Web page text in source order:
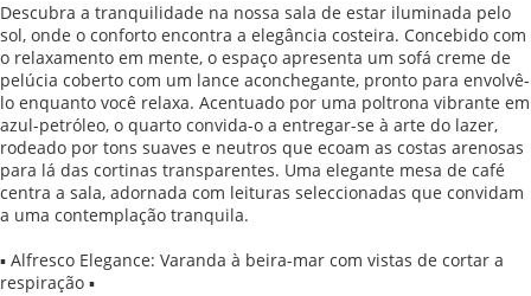
Descubra a tranquilidade na nossa sala de estar iluminada pelo
sol, onde o conforto encontra a elegância costeira. Concebido com
o relaxamento em mente, o espaço apresenta um sofá creme de
pelúcia coberto com um lance aconchegante, pronto para envolvê-
lo enquanto você relaxa. Acentuado por uma poltrona vibrante em
azul-petróleo, o quarto convida-o a entregar-se à arte do lazer,
rodeado por tons suaves e neutros que ecoam as costas arenosas
para lá das cortinas transparentes. Uma elegante mesa de café
centra a sala, adornada com leituras seleccionadas que convidam
a uma contemplação tranquila.
▪ Alfresco Elegance: Varanda à beira-mar com vistas de cortar a
respiração ▪